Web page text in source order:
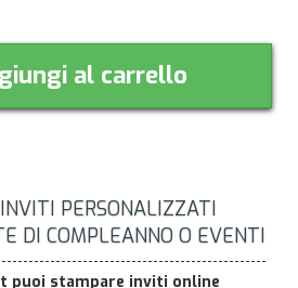
al carrello
PERSONALIZZATI
DI COMPLEANNO O EVENTI
puoi stampare inviti online